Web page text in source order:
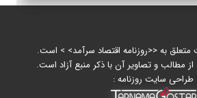
به <<روزنامه اقتصاد سرآمد> > است.
از مطالب و تصاویر آن با ذکر منبع آزاد است.
طراحی سایت روزنامه :